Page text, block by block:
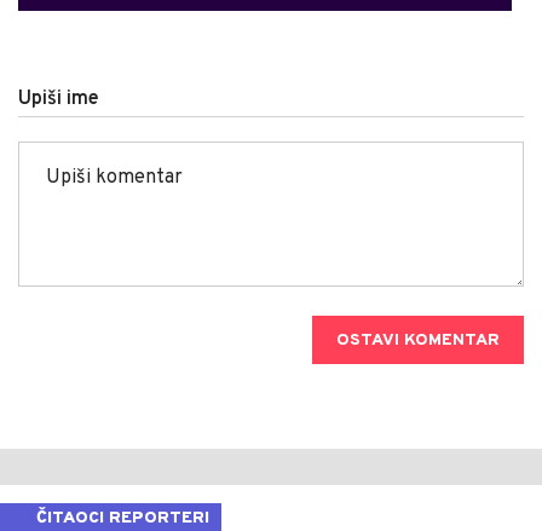
Upiši ime
OSTAVI KOMENTAR
ČITAOCI REPORTERI